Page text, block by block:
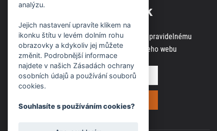
Odběr novinek
Zaregistrujte svou e-mailovou adresu k pravidelnému
odběru aktuálních informací z našeho webu
analýzu.
Jejich nastavení upravíte klikem na
ikonku štítu v levém dolním rohu
obrazovky a kdykoliv jej můžete
změnit. Podrobnější informace
najdete v našich Zásadách ochrany
osobních údajů a používání souborů
cookies.
Souhlasíte s používáním cookies?